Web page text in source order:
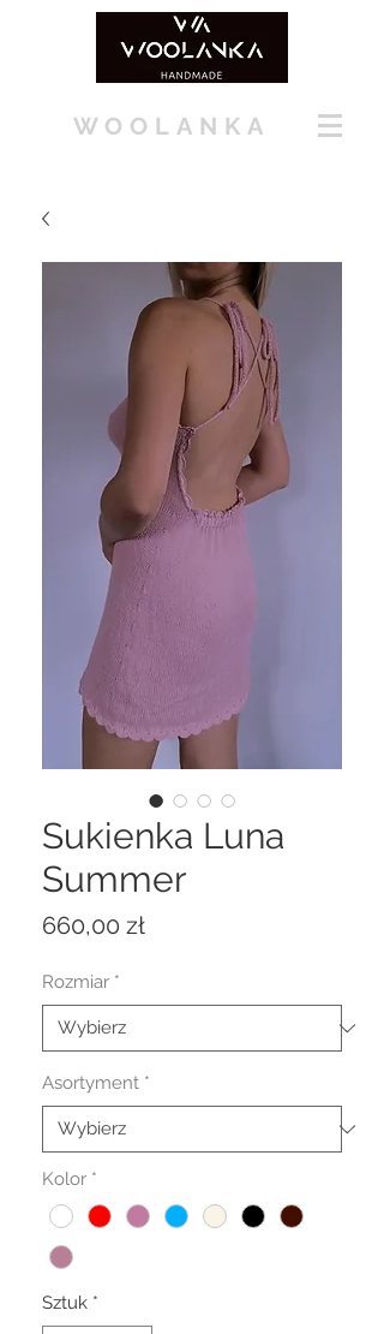
WOOLANKA
Sukienka Luna
Summer
660,00 złCena
Rozmiar *
Asortyment *
Kolor *
Sztuk *